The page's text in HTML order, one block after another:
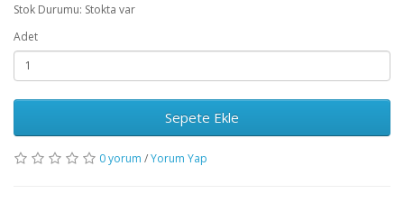
Stok Durumu: Stokta var
Adet
Sepete Ekle
0 yorum /Yorum Yap